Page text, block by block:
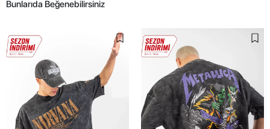
Bunlarıda Beğenebilirsiniz